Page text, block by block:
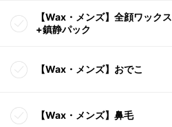
【Wax・メンズ】全顔ワックス
+鎮静パック
【Wax・メンズ】おでこ
【Wax・メンズ】鼻毛